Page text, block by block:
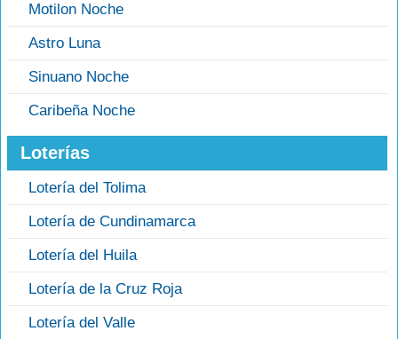
Motilon Noche
Astro Luna
Sinuano Noche
Caribeña Noche
Loterías
Lotería del Tolima
Lotería de Cundinamarca
Lotería del Huila
Lotería de la Cruz Roja
Lotería del Valle